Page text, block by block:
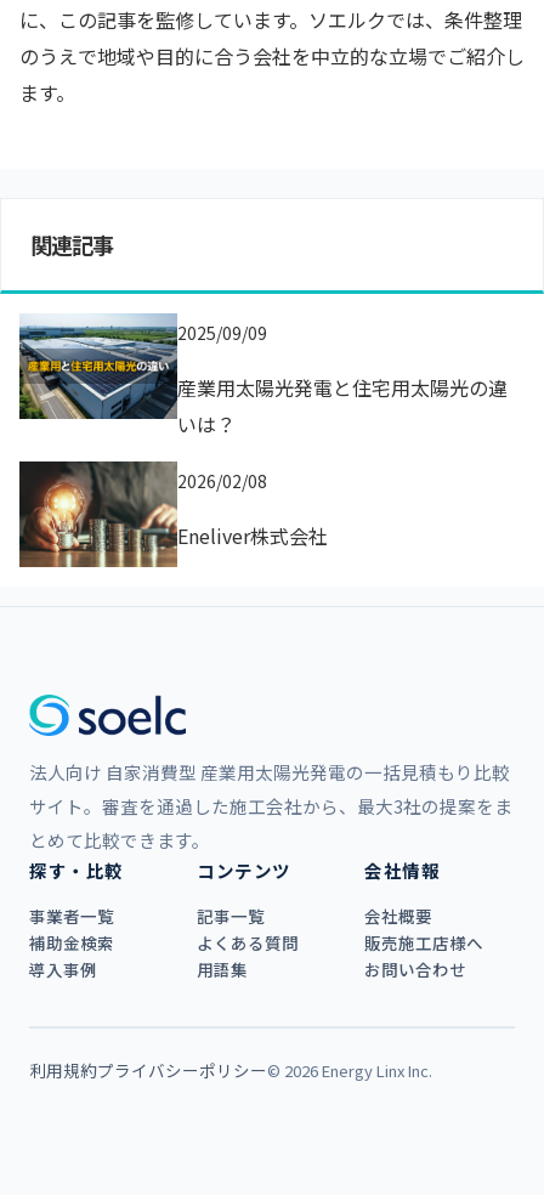
に、この記事を監修しています。ソエルクでは、条件整理
のうえで地域や目的に合う会社を中立的な立場でご紹介し
ます。
関連記事
2025/09/09
産業用太陽光発電と住宅用太陽光の違
いは？
2026/02/08
Eneliver株式会社
法人向け 自家消費型 産業用太陽光発電の一括見積もり比較
サイト。審査を通過した施工会社から、最大3社の提案をま
とめて比較できます。
探す・比較
事業者一覧
補助金検索
導入事例
コンテンツ
記事一覧
よくある質問
用語集
会社情報
会社概要
販売施工店様へ
お問い合わせ
利用規約プライバシーポリシー© 2026 Energy Linx Inc.